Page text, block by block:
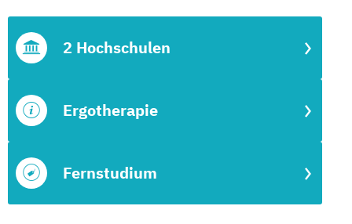
Fernstudium
Ergotherapie
2 Hochschulen